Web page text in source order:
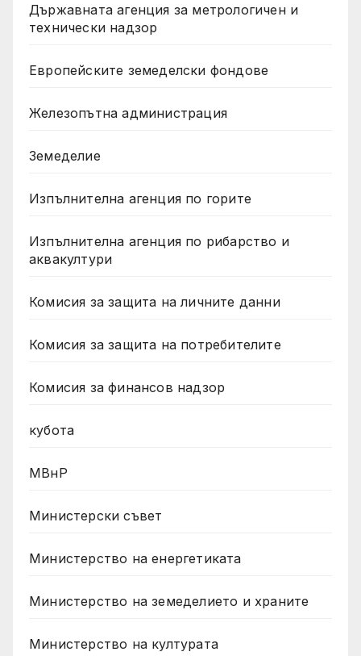
Държавната агенция за метрологичен и
технически надзор
Европейските земеделски фондове
Железопътна администрация
Земеделие
Изпълнителна агенция по горите
Изпълнителна агенция по рибарство и
аквакултури
Комисия за защита на личните данни
Комисия за защита на потребителите
Комисия за финансов надзор
кубота
МВнР
Министерски съвет
Министерство на енергетиката
Министерство на земеделието и храните
Министерство на културата